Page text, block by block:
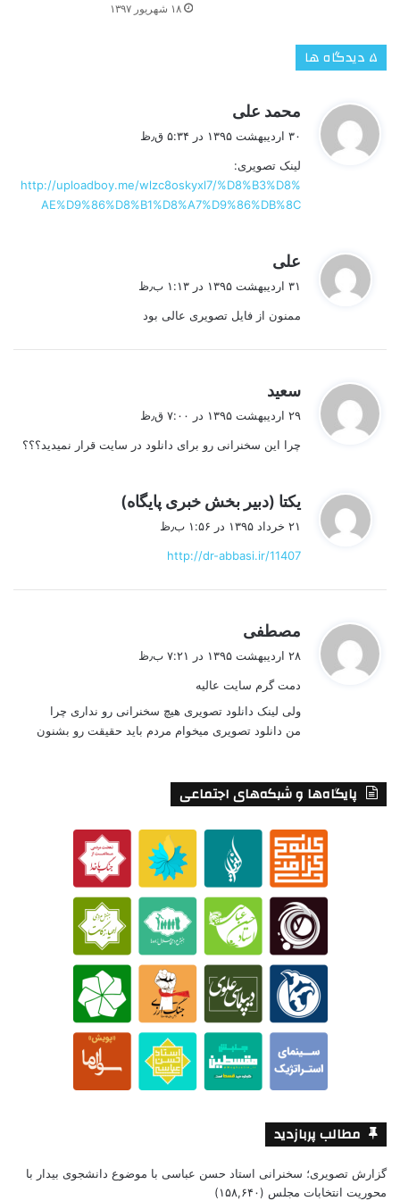
۱۸ شهریور ۱۳۹۷
‫۵ دیدگاه ها
محمد علی
۳۰ اردیبهشت ۱۳۹۵ در ۵:۳۴ ق٫ظ
لینک تصویری:
http://uploadboy.me/wlzc8oskyxl7/%D8%B3%D8%
AE%D9%86%D8%B1%D8%A7%D9%86%DB%8C
علی
:
۳۱ اردیبهشت ۱۳۹۵ در ۱:۱۳ ب٫ظ
ممنون از فایل تصویری عالی بود
سعید
:
۲۹ اردیبهشت ۱۳۹۵ در ۷:۰۰ ق٫ظ
چرا این سخنرانی رو برای دانلود در سایت قرار نمیدید؟؟؟
یکتا (دبیر بخش خبری پایگاه)
۲۱ خرداد ۱۳۹۵ در ۱:۵۶ ب٫ظ
http://dr-abbasi.ir/11407
مصطفی
:
۲۸ اردیبهشت ۱۳۹۵ در ۷:۲۱ ب٫ظ
دمت گرم سایت عالیه
ولی لینک دانلود تصویری هیچ سخنرانی رو نداری چرا
من دانلود تصویری میخوام مردم باید حقیقت رو بشنون
پایگاه‌ها و شبکه‌های اجتماعی
مطالب پربازدید
گزارش تصویری؛ سخنرانی استاد حسن عباسی با موضوع دانشجوی بیدار با
محوریت انتخابات مجلس (۱۵۸,۶۴۰)